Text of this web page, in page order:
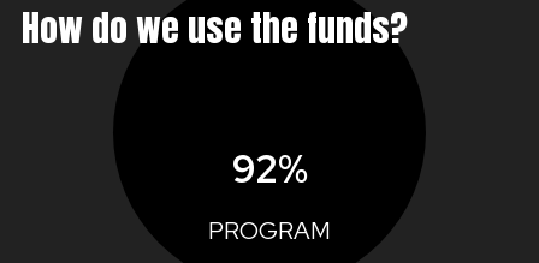
How do we use the funds?
92%
PROGRAM